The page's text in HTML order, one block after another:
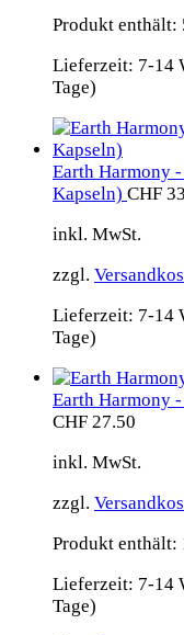
Produkt enthält:
Lieferzeit: 7-14
Tage)
Earth Harmony
Kapseln) CHF
inkl. MwSt.
zzgl.
Lieferzeit: 7-14
Tage)
Earth Harmony
CHF 27.50
inkl. MwSt.
zzgl.
Produkt enthält:
Lieferzeit: 7-14
Tage)